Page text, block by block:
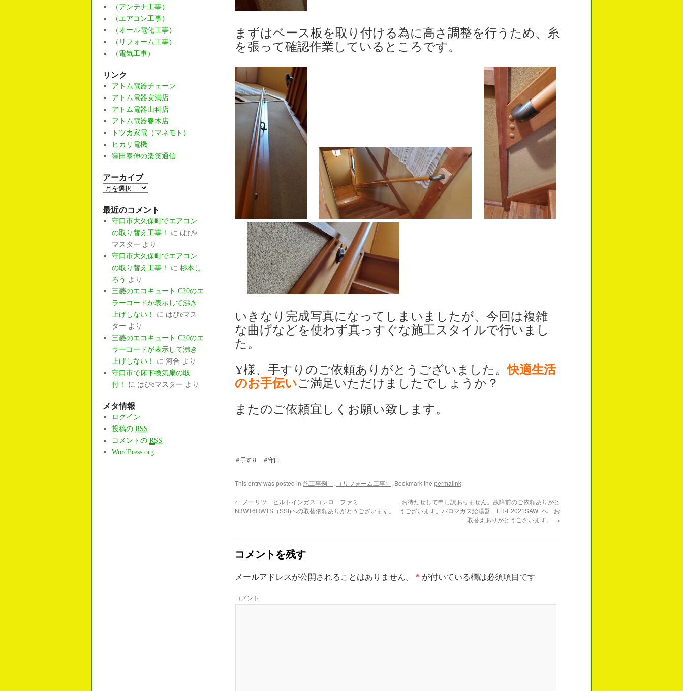
まずはベース板を取り付ける為に高さ調整を行うため、糸
を張って確認作業しているところです。
いきなり完成写真になってしまいましたが、今回は複雑
な曲げなどを使わず真っすぐな施工スタイルで行いまし
た。
Y様、手すりのご依頼ありがとうございました。快適生活
のお手伝いご満足いただけましたでしょうか？
またのご依頼宜しくお願い致します。
＃手すり ＃守口
This entry was posted in 施工事例 , （リフォーム工事） . Bookmark the permalink.
← ノーリツ ビルトインガスコンロ ファミ
N3WT6RWTS（SSI)への取替依頼ありがとうございます。
お待たせして申し訳ありません。故障前のご依頼ありがと
うございます。パロマガス給湯器 FH-E2021SAWLへ お
取替えありがとうございます。 →
コメントを残す
メールアドレスが公開されることはありません。 * が付いている欄は必須項目です
コメント
（アンテナ工事）
（エアコン工事）
（オール電化工事）
（リフォーム工事）
（電気工事）
リンク
アトム電器チェーン
アトム電器安満店
アトム電器山科店
アトム電器春木店
トツカ家電（マネモト）
ヒカリ電機
窪田泰伸の楽笑通信
アーカイブ
ア
カ
イ
最近のコメント
守口市大久保町でエアコン
の取り替え工事！
に はぴe
マスター より
守口市大久保町でエアコン
の取り替え工事！
に杉本し
ろう より
三菱のエコキュート C20のエ
ラーコードが表示して沸き
上げしない！
に はぴeマス
ター より
三菱のエコキュート C20のエ
ラーコードが表示して沸き
上げしない！
に河合 より
守口市で床下換気扇の取
付！
に はぴeマスター より
メタ情報
ログイン
投稿のRSS
コメントのRSS
WordPress.org